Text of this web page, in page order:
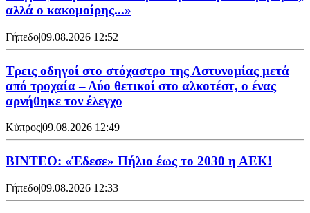
αλλά ο κακομοίρης...»
Γήπεδο|09.08.2026 12:52
Τρεις οδηγοί στο στόχαστρο της Αστυνομίας μετά
από τροχαία – Δύο θετικοί στο αλκοτέστ, ο ένας
αρνήθηκε τον έλεγχο
Κύπρος|09.08.2026 12:49
ΒΙΝΤΕΟ: «Έδεσε» Πήλιο έως το 2030 η ΑΕΚ!
Γήπεδο|09.08.2026 12:33